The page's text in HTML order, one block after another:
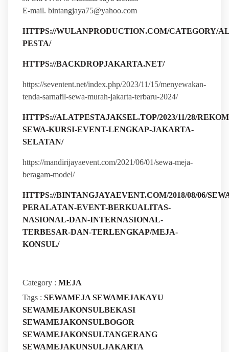
E-mail. bintangjaya75@yahoo.com
HTTPS://WULANPRODUCTION.COM/CATEGORY/
PESTA/
HTTPS://BACKDROPJAKARTA.NET/
https://seventent.net/index.php/2023/11/15/menyewakan-
tenda-sarnafil-sewa-murah-jakarta-terbaru-2024/
HTTPS://ALATPESTAJAKSEL.TOP/2023/11/28/
SEWA-KURSI-EVENT-LENGKAP-JAKARTA-
SELATAN/
https://mandirijayaevent.com/2021/06/01/sewa-meja-
beragam-model/
HTTPS://BINTANGJAYAEVENT.COM/2018/08/06/
PERALATAN-EVENT-BERKUALITAS-
NASIONAL-DAN-INTERNASIONAL-
TERBESAR-DAN-TERLENGKAP/MEJA-
KONSUL/
Category : MEJA
Tags : SEWAMEJA SEWAMEJAKAYU
SEWAMEJAKONSULBEKASI
SEWAMEJAKONSULBOGOR
SEWAMEJAKONSULTANGERANG
SEWAMEJAKUNSULJAKARTA